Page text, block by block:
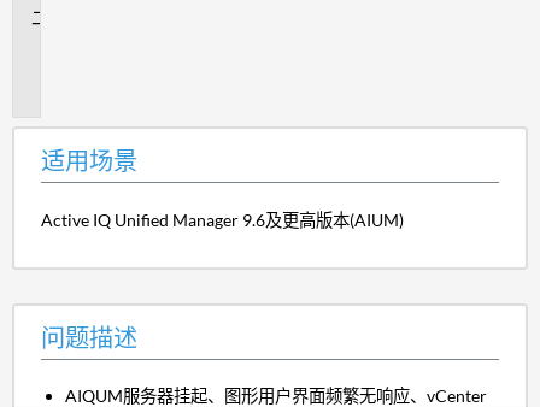
适用场景
Active IQ Unified Manager 9.6及更高版本(AIUM)
问题描述
AIQUM服务器挂起、图形用户界面频繁无响应、vCenter